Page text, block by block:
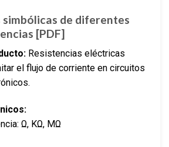
de diferentes
[PDF]
Resistencias eléctricas
el flujo de corriente en circuitos
Ω, KΩ, MΩ